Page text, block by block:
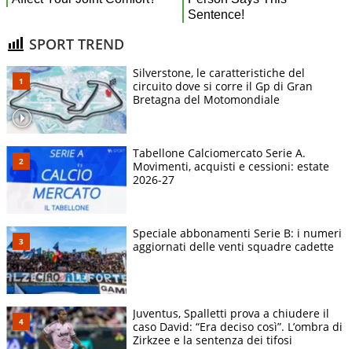
SPORT TREND
Silverstone, le caratteristiche del
circuito dove si corre il Gp di Gran
Bretagna del Motomondiale
Tabellone Calciomercato Serie A.
Movimenti, acquisti e cessioni: estate
2026-27
Speciale abbonamenti Serie B: i numeri
aggiornati delle venti squadre cadette
Juventus, Spalletti prova a chiudere il
caso David: “Era deciso così”. L’ombra di
Zirkzee e la sentenza dei tifosi